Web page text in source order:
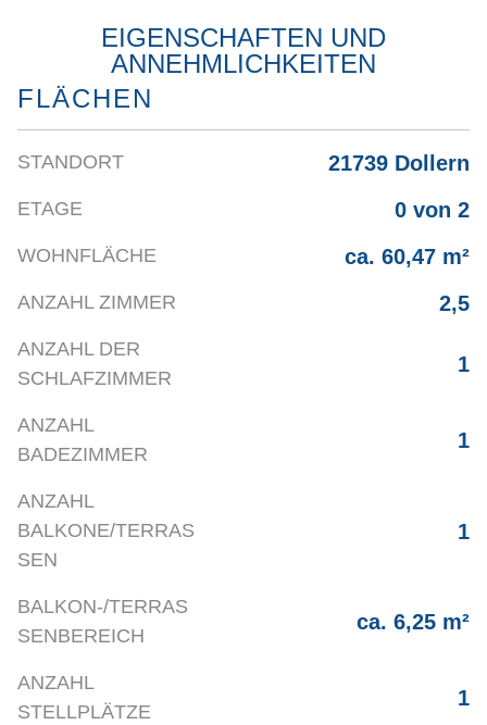
EIGENSCHAFTEN UND
ANNEHMLICHKEITEN
FLÄCHEN
STANDORT 21739 Dollern
ETAGE 0 von 2
WOHNFLÄCHE ca. 60,47 m²
ANZAHL ZIMMER 2,5
ANZAHL DER
SCHLAFZIMMER
1
ANZAHL
BADEZIMMER
1
ANZAHL
BALKONE/TERRAS
SEN
1
BALKON-/TERRAS
SENBEREICH
ca. 6,25 m²
ANZAHL
STELLPLÄTZE
1